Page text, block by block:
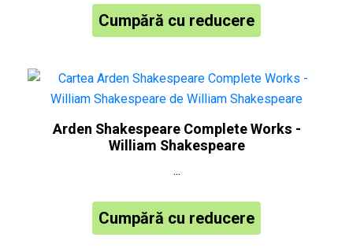
Cumpără cu reducere
Arden Shakespeare Complete Works -
William Shakespeare
...
Cumpără cu reducere